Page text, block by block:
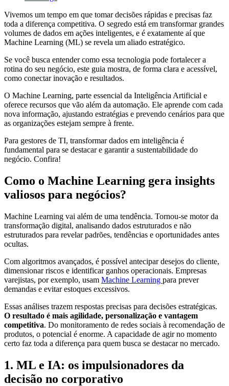
Vivemos um tempo em que tomar decisões rápidas e precisas faz
toda a diferença competitiva. O segredo está em transformar grandes
volumes de dados em ações inteligentes, e é exatamente aí que
Machine Learning (ML) se revela um aliado estratégico.
Se você busca entender como essa tecnologia pode fortalecer a
rotina do seu negócio, este guia mostra, de forma clara e acessível,
como conectar inovação e resultados.
O Machine Learning, parte essencial da Inteligência Artificial e
oferece recursos que vão além da automação. Ele aprende com cada
nova informação, ajustando estratégias e prevendo cenários para que
as organizações estejam sempre à frente.
Para gestores de TI, transformar dados em inteligência é
fundamental para se destacar e garantir a sustentabilidade do
negócio. Confira!
Como o Machine Learning gera insights
valiosos para negócios?
Machine Learning vai além de uma tendência. Tornou-se motor da
transformação digital, analisando dados estruturados e não
estruturados para revelar padrões, tendências e oportunidades antes
ocultas.
Com algoritmos avançados, é possível antecipar desejos do cliente,
dimensionar riscos e identificar ganhos operacionais. Empresas
varejistas, por exemplo, usam Machine Learning para prever
demandas e evitar estoques excessivos.
Essas análises trazem respostas precisas para decisões estratégicas.
O resultado é mais agilidade, personalização e vantagem
competitiva. Do monitoramento de redes sociais à recomendação de
produtos, o potencial é enorme. A capacidade de agir no momento
certo faz toda a diferença para quem busca se destacar no mercado.
1. ML e IA: os impulsionadores da
decisão no corporativo